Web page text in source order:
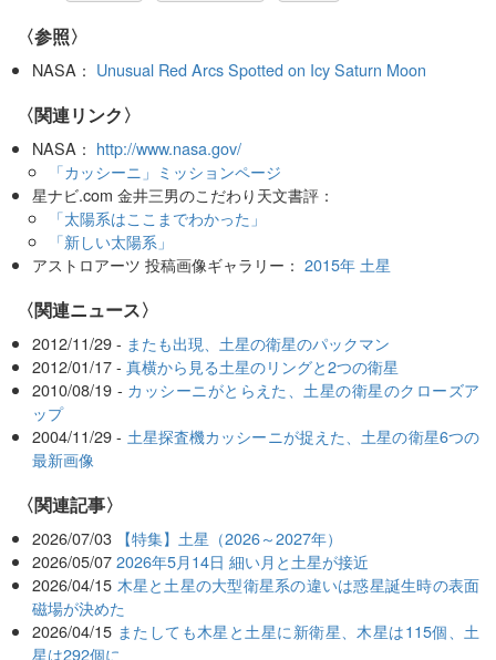
〈参照〉
NASA： Unusual Red Arcs Spotted on Icy Saturn Moon
〈関連リンク〉
NASA： http://www.nasa.gov/
「カッシーニ」ミッションページ
星ナビ.com 金井三男のこだわり天文書評：
「太陽系はここまでわかった」
「新しい太陽系」
アストロアーツ 投稿画像ギャラリー：2015年 土星
〈関連ニュース〉
2012/11/29 - またも出現、土星の衛星のパックマン
2012/01/17 -真横から見る土星のリングと2つの衛星
2010/08/19 - カッシーニがとらえた、土星の衛星のクローズア
ップ
2004/11/29 - 土星探査機カッシーニが捉えた、土星の衛星6つの
最新画像
関連記事
2026/07/03 【特集】土星（2026～2027年）
2026/05/07 2026年5月14日 細い月と土星が接近
2026/04/15 木星と土星の大型衛星系の違いは惑星誕生時の表面
磁場が決めた
2026/04/15 またしても木星と土星に新衛星、木星は115個、土
星は292個に